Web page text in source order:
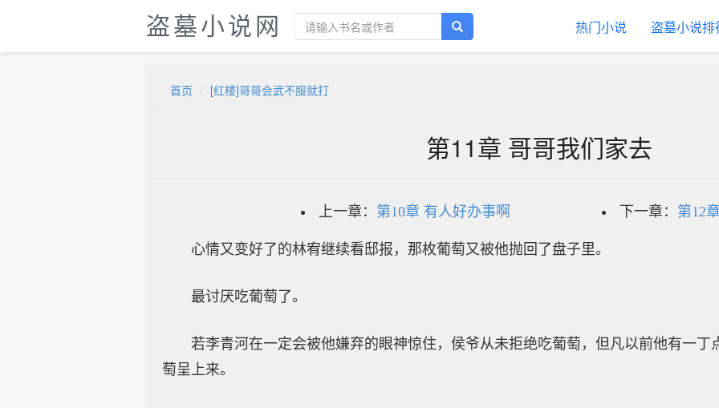
盗墓小说网 热门小说 盗墓小说排
首页 [红楼]哥哥会武不服就打
第11章 哥哥我们家去
上一章： 第10章 有人好办事啊 下一章： 第12
心情又变好了的林宥继续看邸报，那枚葡萄又被他抛回了盘子里。
最讨厌吃葡萄了。
若李青河在一定会被他嫌弃的眼神惊住，侯爷从未拒绝吃葡萄，但凡以前他有一丁
萄呈上来。